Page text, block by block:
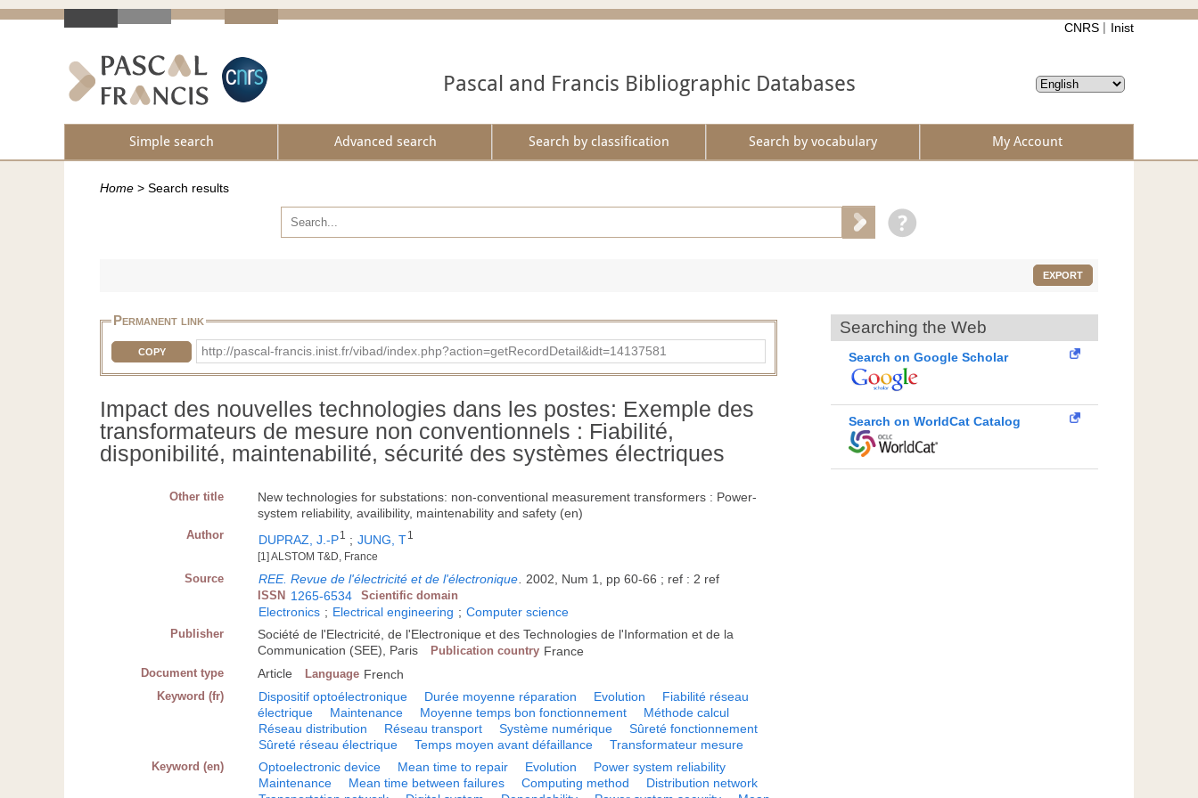
CNRS Inist
Pascal and Francis Bibliographic Databases
Simple search Advanced search Search by classification Search by vocabulary My Account
Home > Search results
EXPORT
Permanent link
COPY http://pascal-francis.inist.fr/vibad/index.php?action=getRecordDetail&idt=14137581
Impact des nouvelles technologies dans les postes: Exemple des
transformateurs de mesure non conventionnels : Fiabilité,
disponibilité, maintenabilité, sécurité des systèmes électriques
Other title
New technologies for substations: non-conventional measurement transformers : Power-
system reliability, availibility, maintenability and safety (en)
Author DUPRAZ, J.-P1 ; JUNG, T1
[1] ALSTOM T&D, France
Source REE. Revue de l'électricité et de l'électronique 2002, Num 1, pp 60-66 ; ref : 2 ref
ISSN 1265-6534 Scientific domain
Electronics ; Electrical engineering ; Computer science
Publisher
Société de l'Electricité, de l'Electronique et des Technologies de l'Information et de la
Communication (SEE), Paris
Publication country France
Document type Article Language French
Keyword (fr) Dispositif optoélectronique Durée moyenne réparation Evolution
Fiabilité réseau
électrique
Maintenance Moyenne temps bon fonctionnement
Méthode calcul
Réseau distribution
Réseau transport Système numérique
Sûreté fonctionnement
Sûreté réseau électrique
Temps moyen avant défaillance Transformateur mesure
Keyword (en) Optoelectronic device Mean time to repair Evolution
Power system reliability
Maintenance
Mean time between failures Computing method
Distribution network
Searching the Web
Search on Google Scholar
Search on WorldCat Catalog